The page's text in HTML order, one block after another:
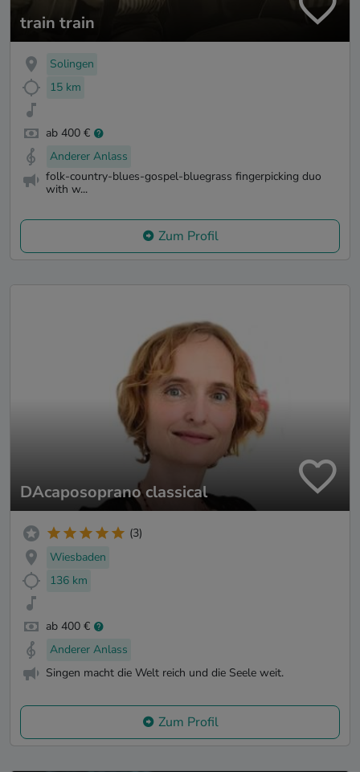
train train
Solingen
15 km
ab 400 €
Anderer Anlass
folk-country-blues-gospel-bluegrass fingerpicking duo
with w...
Zum Profil
DAcaposoprano classical
(3)
Wiesbaden
136 km
ab 400 €
Anderer Anlass
Singen macht die Welt reich und die Seele weit.
Zum Profil